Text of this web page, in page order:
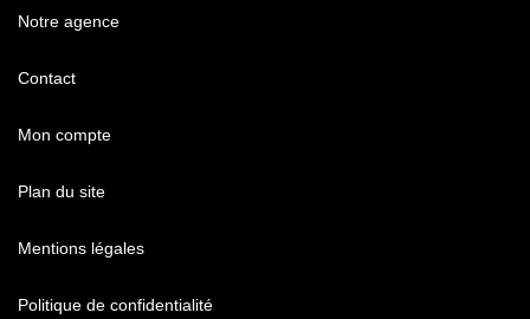
Notre agence
Contact
Mon compte
Plan du site
Mentions légales
Politique de confidentialité